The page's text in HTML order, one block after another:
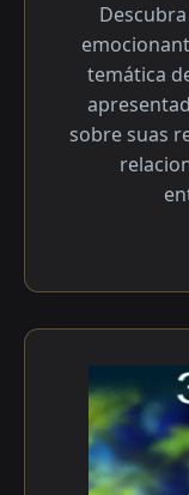
temática
sobre suas